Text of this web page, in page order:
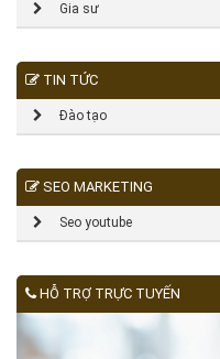
Gia sư
TIN TỨC
Đào tạo
SEO MARKETING
Seo youtube
HỖ TRỢ TRỰC TUYẾN